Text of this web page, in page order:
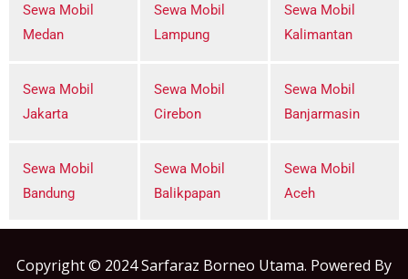
Sewa Mobil
Medan
Sewa Mobil
Lampung
Sewa Mobil
Kalimantan
Sewa Mobil
Jakarta
Sewa Mobil
Cirebon
Sewa Mobil
Banjarmasin
Sewa Mobil
Bandung
Sewa Mobil
Balikpapan
Sewa Mobil
Aceh
Copyright © 2024 Sarfaraz Borneo Utama. Powered By